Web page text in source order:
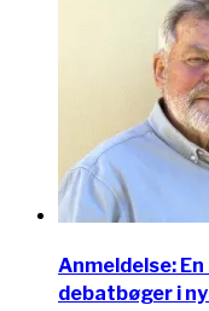
Anmeldelse:
debatbøger i